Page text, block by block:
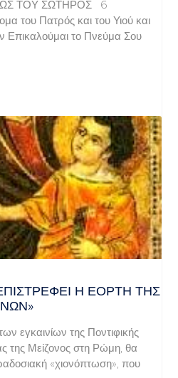
ΤΟΥ ΣΩΤΗΡΟΣ 6
του Πατρός και του Υιού και
Επικαλούμαι το Πνεύμα Σου
Η ΕΟΡΤΉ ΤΗΣ
εγκαινίων της Ποντιφικής
της Μείζονος στη Ρώμη, θα
«χιονόπτωση», που